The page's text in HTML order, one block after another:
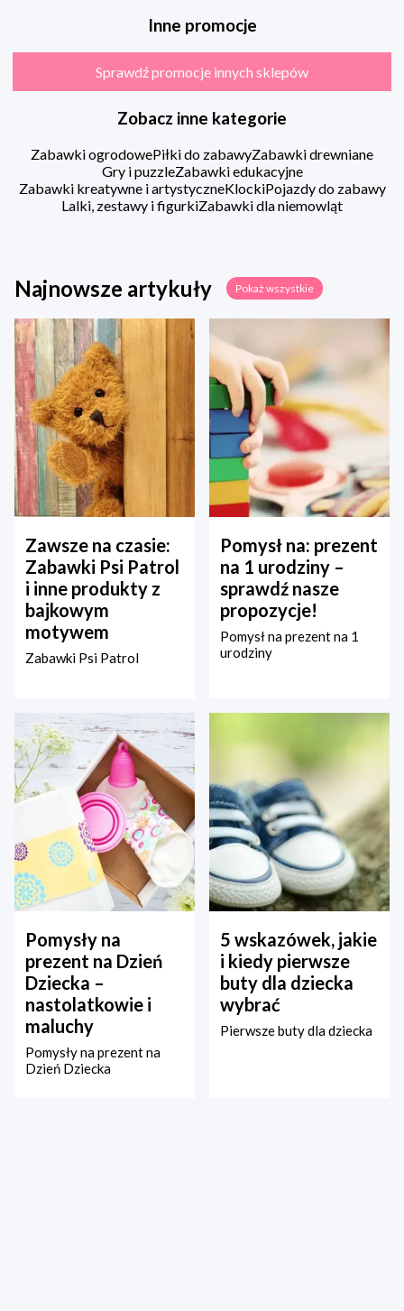
Inne promocje
Sprawdź promocje innych sklepów
Zobacz inne kategorie
Zabawki ogrodowePiłki do zabawyZabawki drewniane
Gry i puzzleZabawki edukacyjne
Zabawki kreatywne i artystyczneKlockiPojazdy do zabawy
Lalki, zestawy i figurkiZabawki dla niemowląt
Najnowsze artykuły Pokaż wszystkie
Zawsze na czasie:
Zabawki Psi Patrol
i inne produkty z
bajkowym
motywem
Zabawki Psi Patrol
Pomysł na: prezent
na 1 urodziny –
sprawdź nasze
propozycje!
Pomysł na prezent na 1
urodziny
Pomysły na
prezent na Dzień
Dziecka –
nastolatkowie i
maluchy
Pomysły na prezent na
Dzień Dziecka
5 wskazówek, jakie
i kiedy pierwsze
buty dla dziecka
wybrać
Pierwsze buty dla dziecka